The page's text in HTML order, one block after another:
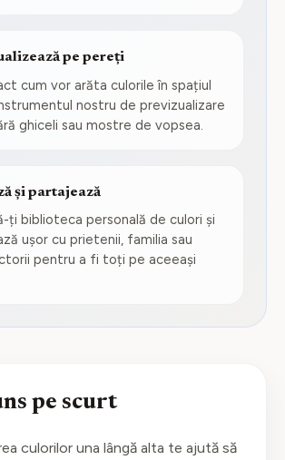
pe pereți
cum vor arăta culorile în spațiul
nostru de previzualizare
ghiceli sau mostre de vopsea.
și partajează
ți biblioteca personală de culori și
ușor cu prietenii, familia sau
pentru a fi toți pe aceeași
pe scurt
culorilor una lângă alta te ajută să